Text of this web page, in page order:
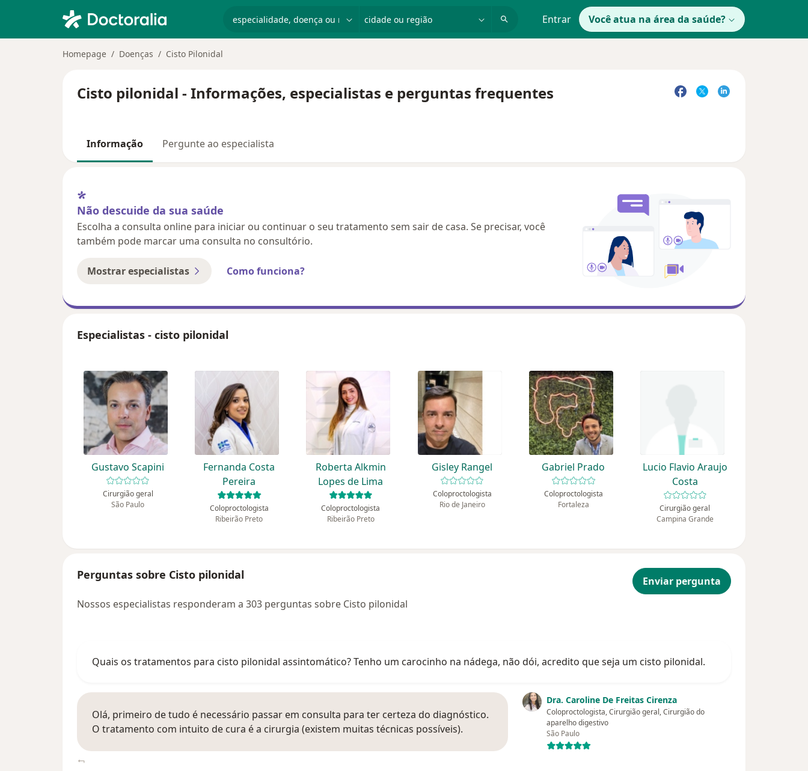
Entrar Você atua na área da saúde?
Homepage Doenças Cisto Pilonidal
Cisto pilonidal - Informações, especialistas e perguntas frequentes
Informação Pergunte ao especialista
Não descuide da sua saúde
Escolha a consulta online para iniciar ou continuar o seu tratamento sem sair de casa. Se precisar, você
também pode marcar uma consulta no consultório.
Mostrar especialistas Como funciona?
Especialistas - cisto pilonidal
Gustavo Scapini
Cirurgião geral
São Paulo
Fernanda Costa
Pereira
Coloproctologista
Ribeirão Preto
Roberta Alkmin
Lopes de Lima
Coloproctologista
Ribeirão Preto
Gisley Rangel
Coloproctologista
Rio de Janeiro
Gabriel Prado
Coloproctologista
Fortaleza
Lucio Flavio Araujo
Costa
Cirurgião geral
Campina Grande
Perguntas sobre Cisto pilonidal
Enviar pergunta
Nossos especialistas responderam a 303 perguntas sobre Cisto pilonidal
Quais os tratamentos para cisto pilonidal assintomático? Tenho um carocinho na nádega, não dói, acredito que seja um cisto pilonidal.
Dra. Caroline De Freitas Cirenza
Coloproctologista, Cirurgião geral, Cirurgião do
aparelho digestivo
São Paulo
Olá, primeiro de tudo é necessário passar em consulta para ter certeza do diagnóstico.
O tratamento com intuito de cura é a cirurgia (existem muitas técnicas possíveis).